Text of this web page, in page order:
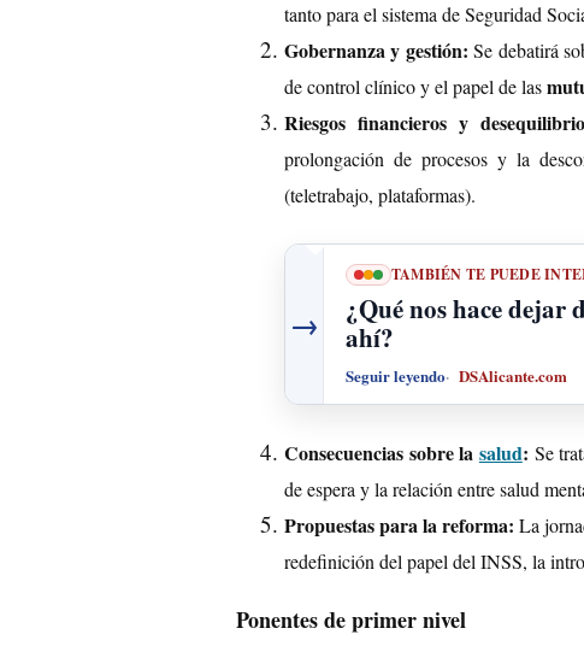
tanto para el sistema de Seguridad
Gobernanza y gestión: Se debatirá
de control clínico y el papel de las
Riesgos financieros y
prolongación de procesos y la
(teletrabajo, plataformas).
→
TAMBIÉN TE PUEDE
¿Qué nos hace dejar
ahí?
Seguir leyendo DSAlicante.com
Consecuencias sobre la salud: Se
de espera y la relación entre salud
Propuestas para la reforma: La
redefinición del papel del INSS, la
Ponentes de primer nivel